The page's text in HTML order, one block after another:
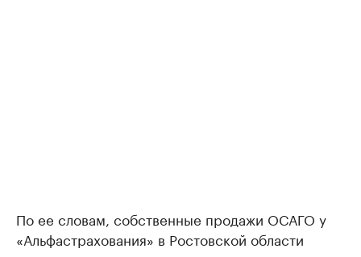
По ее словам, собственные продажи ОСАГО у
«Альфастрахования» в Ростовской области